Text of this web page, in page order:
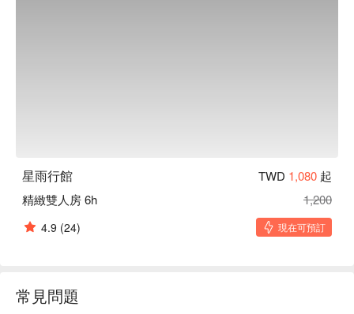
星雨行館 TWD 1,080 起
精緻雙人房 6h
1,200
4.9 (24) 現在可預訂
常見問題